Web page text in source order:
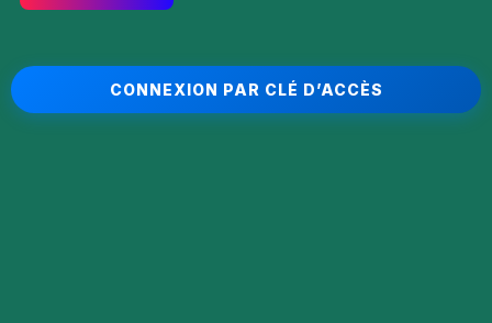
CONNEXION PAR CLÉ D’ACCÈS